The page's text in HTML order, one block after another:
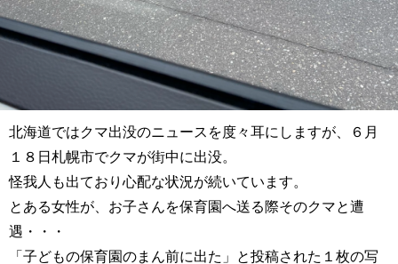
北海道ではクマ出没のニュースを度々耳にしますが、６月
１８日札幌市でクマが街中に出没。
怪我人も出ており心配な状況が続いています。
とある女性が、お子さんを保育園へ送る際そのクマと遭
遇・・・
「子どもの保育園のまん前に出た」と投稿された１枚の写